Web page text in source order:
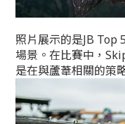
照片展示的是JB Top
場景。在比賽中，
是在與蘆葦相關的策